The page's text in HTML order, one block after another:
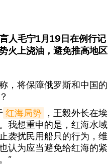
人毛宁1月19日在例行记
火上浇油，避免推高地区
，将保障俄罗斯和中国的
红海局势 ，王毅外长在埃
我想重申的是，红海水域
袭扰民用船只的行为，维
认为应当避免给红海的紧
”